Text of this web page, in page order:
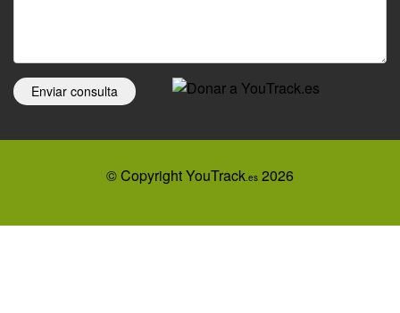
Enviar consulta
© Copyright YouTrack.es 2026